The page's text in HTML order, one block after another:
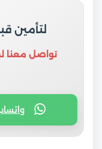
لتأمين
تواصل معنا